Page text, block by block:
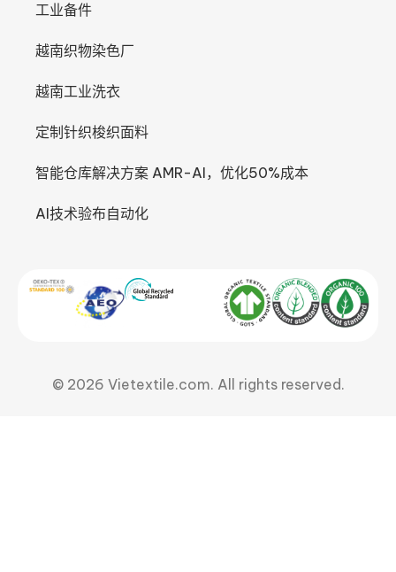
工业备件
越南织物染色厂
越南工业洗衣
定制针织梭织面料
智能仓库解决方案 AMR-AI，优化50%成本
AI技术验布自动化
© 2026 Vietextile.com. All rights reserved.